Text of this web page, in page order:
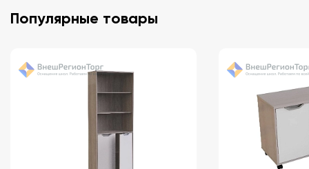
Популярные товары